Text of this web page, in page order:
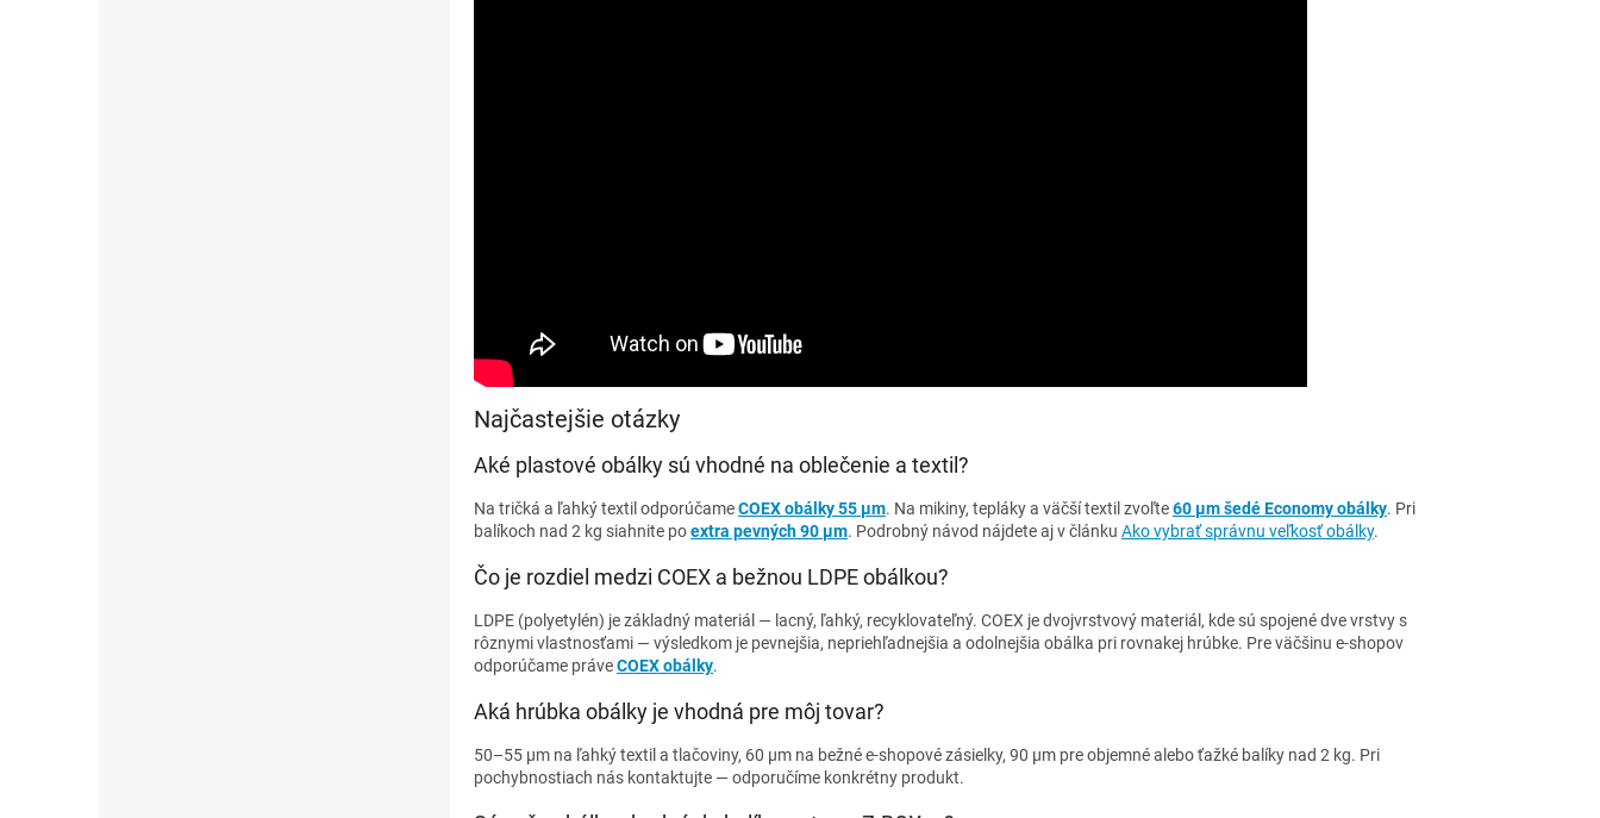
Najčastejšie otázky
Aké plastové obálky sú vhodné na oblečenie a textil?
Na tričká a ľahký textil odporúčameCOEX obálky 55 µm. Na mikiny, tepláky a väčší textil zvoľte60 µm šedé Economy obálky. Pri
balíkoch nad 2 kg siahnite poextra pevných 90 µm. Podrobný návod nájdete aj v článku Ako vybrať správnu veľkosť obálky.
Čo je rozdiel medzi COEX a bežnou LDPE obálkou?
LDPE (polyetylén) je základný materiál — lacný, ľahký, recyklovateľný. COEX je dvojvrstvový materiál, kde sú spojené dve vrstvy s
rôznymi vlastnosťami — výsledkom je pevnejšia, nepriehľadnejšia a odolnejšia obálka pri rovnakej hrúbke. Pre väčšinu e-shopov
odporúčame práveCOEX obálky.
Aká hrúbka obálky je vhodná pre môj tovar?
50–55 µm na ľahký textil a tlačoviny, 60 µm na bežné e-shopové zásielky, 90 µm pre objemné alebo ťažké balíky nad 2 kg. Pri
pochybnostiach nás kontaktujte — odporučíme konkrétny produkt.